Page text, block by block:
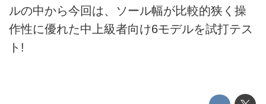
ルの中から今回は、ソール幅が比較的狭く操
作性に優れた中上級者向け6モデルを試打テス
ト!